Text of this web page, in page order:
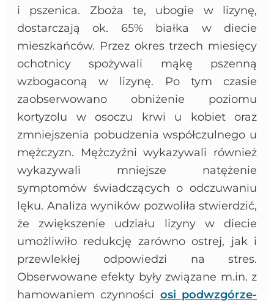
i pszenica. Zboża te, ubogie w lizynę,
dostarczają ok. 65% białka w diecie
mieszkańców. Przez okres trzech miesięcy
ochotnicy spożywali mąkę pszenną
wzbogaconą w lizynę. Po tym czasie
zaobserwowano obniżenie poziomu
kortyzolu w osoczu krwi u kobiet oraz
zmniejszenia pobudzenia współczulnego u
mężczyzn. Mężczyźni wykazywali również
wykazywali mniejsze natężenie
symptomów świadczących o odczuwaniu
lęku. Analiza wyników pozwoliła stwierdzić,
że zwiększenie udziału lizyny w diecie
umożliwiło redukcję zarówno ostrej, jak i
przewlekłej odpowiedzi na stres.
Obserwowane efekty były związane m.in. z
hamowaniem czynności osi podwzgórze-